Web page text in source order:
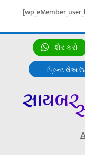
શેર કરો
પ્રિન્ટ